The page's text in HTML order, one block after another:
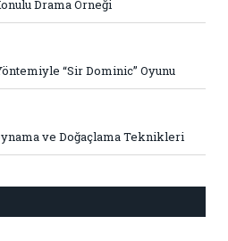
Drama Örneği
“Sir Dominic” Oyunu
ve Doğaçlama Teknikleri